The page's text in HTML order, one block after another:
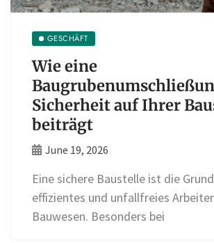
GESCHÄFT
Wie eine
Sicherheit auf Ihrer
beiträgt
June 19, 2026
Eine sichere Baustelle ist die
effizientes und unfallfreies
Bauwesen. Besonders bei